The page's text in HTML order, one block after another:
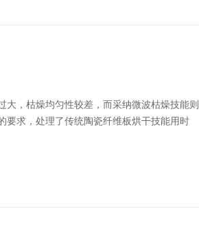
，枯燥均匀性较差，而采纳微波枯燥技能则
要求，处理了传统陶瓷纤维板烘干技能用时